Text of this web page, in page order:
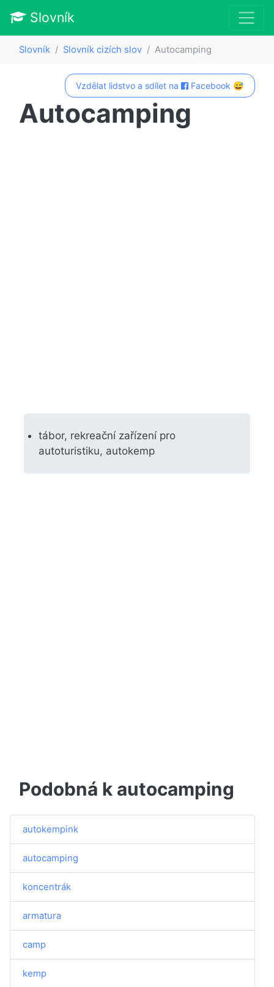
Slovník
Slovník Slovník cizích slov Autocamping
Vzdělat lidstvo a sdílet na Facebook 😅
Autocamping
tábor, rekreační zařízení pro
autoturistiku, autokemp
Podobná k autocamping
autokempink
autocamping
koncentrák
armatura
camp
kemp